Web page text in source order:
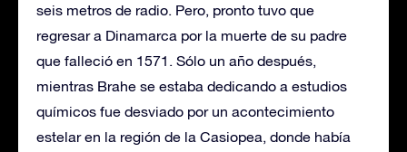
seis metros de radio. Pero, pronto tuvo que
regresar a Dinamarca por la muerte de su padre
que falleció en 1571. Sólo un año después,
mientras Brahe se estaba dedicando a estudios
químicos fue desviado por un acontecimiento
estelar en la región de la Casiopea, donde había